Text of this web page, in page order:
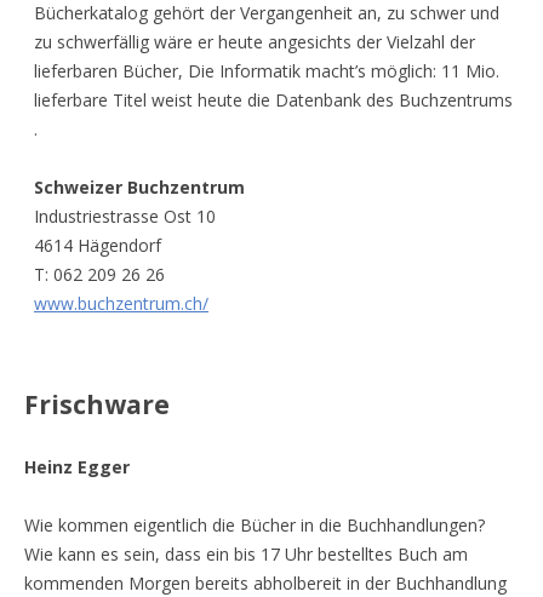
Bücherkatalog gehört der Vergangenheit an, zu schwer und
zu schwerfällig wäre er heute angesichts der Vielzahl der
lieferbaren Bücher, Die Informatik macht’s möglich: 11 Mio.
lieferbare Titel weist heute die Datenbank des Buchzentrums
.
Schweizer Buchzentrum
Industriestrasse Ost 10
4614 Hägendorf
T: 062 209 26 26
www.buchzentrum.ch/
Frischware
Heinz Egger
Wie kommen eigentlich die Bücher in die Buchhandlungen?
Wie kann es sein, dass ein bis 17 Uhr bestelltes Buch am
kommenden Morgen bereits abholbereit in der Buchhandlung